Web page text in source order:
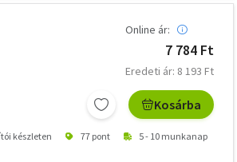
Online ár:
7 784 Ft
Eredeti ár: 8 193 Ft
Kosárba
készleten 77 pont 5 - 10 munkanap